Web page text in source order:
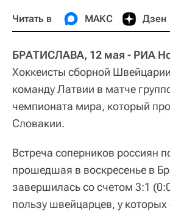
Читать в МАКС Дзен
БРАТИСЛАВА, 12 мая - РИА
Хоккеисты сборной
команду Латвии в матче
чемпионата мира, который
Словакии.
Встреча соперников россиян
прошедшая в воскресенье в
завершилась со счетом 3:1
пользу швейцарцев, у которых